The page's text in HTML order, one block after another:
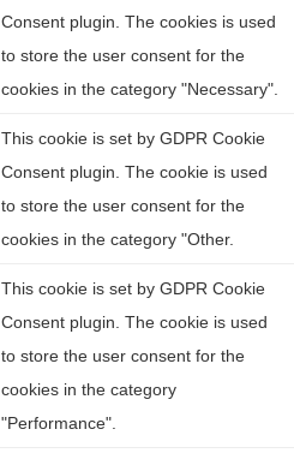
Consent plugin. The cookies is used
to store the user consent for the
cookies in the category "Necessary".
This cookie is set by GDPR Cookie
Consent plugin. The cookie is used
to store the user consent for the
cookies in the category "Other.
This cookie is set by GDPR Cookie
Consent plugin. The cookie is used
to store the user consent for the
cookies in the category
"Performance".